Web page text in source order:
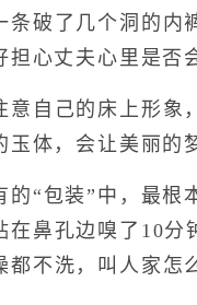
条破了几个洞的
心丈夫心里是否
己的床上形象
体，会让美丽的
包装”中，最根
鼻孔边嗅了10分
不洗，叫人家怎